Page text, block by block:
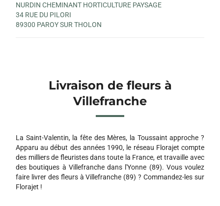
NURDIN CHEMINANT HORTICULTURE PAYSAGE
34 RUE DU PILORI
89300 PAROY SUR THOLON
Livraison de fleurs à
Villefranche
La Saint-Valentin, la fête des Mères, la Toussaint approche ?
Apparu au début des années 1990, le réseau Florajet compte
des milliers de fleuristes dans toute la France, et travaille avec
des boutiques à Villefranche dans l'Yonne (89). Vous voulez
faire livrer des fleurs à Villefranche (89) ? Commandez-les sur
Florajet !